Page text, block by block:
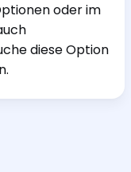
oder im
diese Option